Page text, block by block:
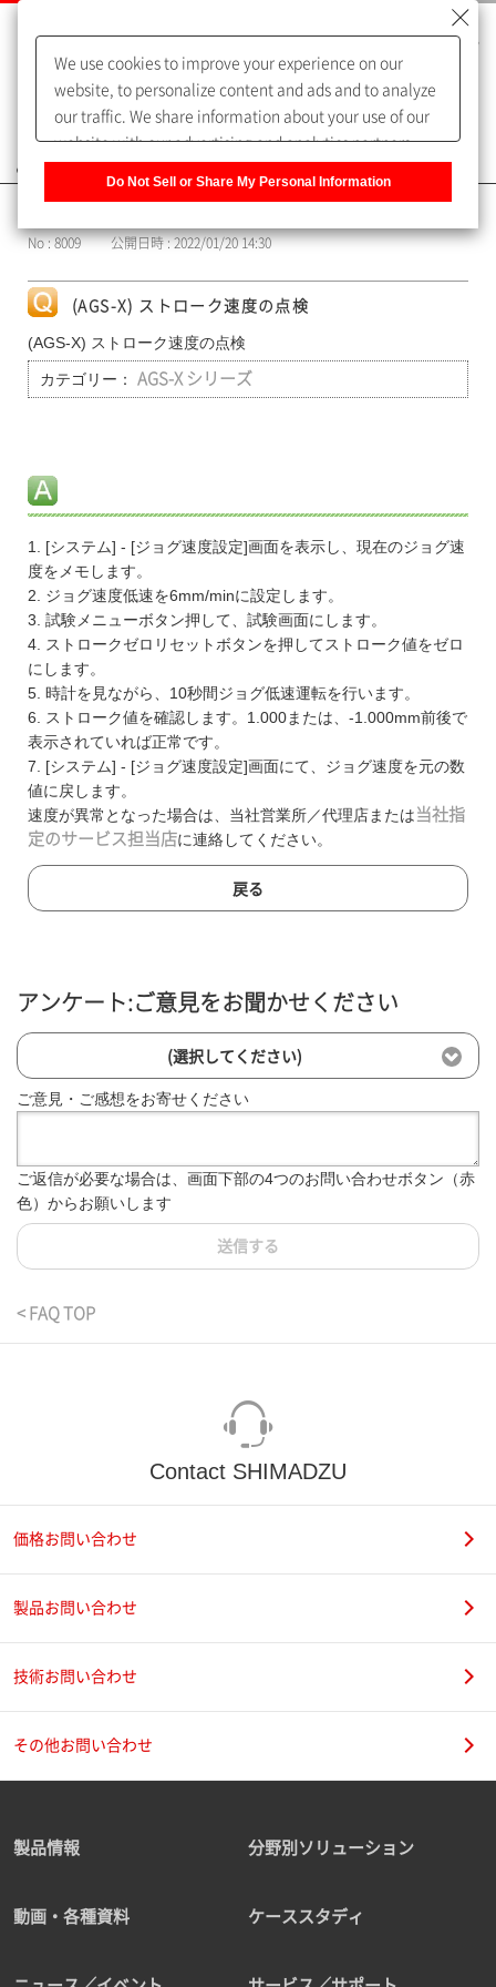
よくあるご質問（FAQ）
No : 8009 公開日時 : 2022/01/20 14:30
(AGS-X) ストローク速度の点検
(AGS-X) ストローク速度の点検
カテゴリー： AGS-X シリーズ
1. [システム] - [ジョグ速度設定]画面を表示し、現在のジョグ速
度をメモします。
2. ジョグ速度低速を6mm/minに設定します。
3. 試験メニューボタン押して、試験画面にします。
4. ストロークゼロリセットボタンを押してストローク値をゼロ
にします。
5. 時計を見ながら、10秒間ジョグ低速運転を行います。
6. ストローク値を確認します。1.000または、-1.000mm前後で
表示されていれば正常です。
7. [システム] - [ジョグ速度設定]画面にて、ジョグ速度を元の数
値に戻します。
速度が異常となった場合は、当社営業所／代理店または 当社指
定のサービス担当店に連絡してください。
戻る
アンケート:ご意見をお聞かせください
(選択してください)
ご意見・ご感想をお寄せください
ご返信が必要な場合は、画面下部の4つのお問い合わせボタン（赤
色）からお願いします
送信する
< FAQ TOP
Contact SHIMADZU
価格お問い合わせ
製品お問い合わせ
技術お問い合わせ
その他お問い合わせ
製品情報 分野別ソリューション
動画・各種資料 ケーススタディ
We use cookies to improve your experience on our
website, to personalize content and ads and to analyze
our traffic. We share information about your use of our
website with our advertising and analytics partners,
of our sharing information about you with our partners.
Information] to customize your cookie settings on our
Do Not Sell or Share My Personal Information